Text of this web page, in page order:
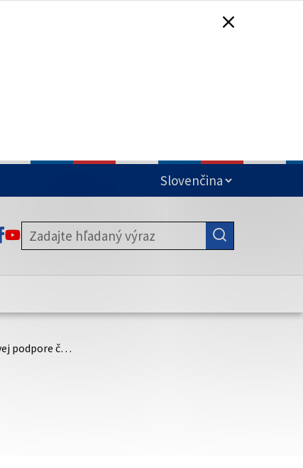
Zabezpečená stránka vždy začína
sídla.
SA OTVORÍ NA NOVEJ KARTE
ODKAZ SA OTVORÍ NA NOVEJ KARTE
ODKAZ SA OTVORÍ NA NOVEJ KARTE
podpore č…